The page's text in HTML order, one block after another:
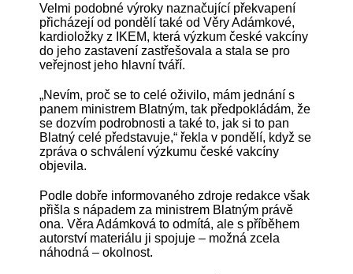
Velmi podobné výroky naznačující překvapení
přicházejí od pondělí také od Věry Adámkové,
kardioložky z IKEM, která výzkum české vakcíny
do jeho zastavení zastřešovala a stala se pro
veřejnost jeho hlavní tváří.
„Nevím, proč se to celé oživilo, mám jednání s
panem ministrem Blatným, tak předpokládám, že
se dozvím podrobnosti a také to, jak si to pan
Blatný celé představuje,“ řekla v pondělí, když se
zpráva o schválení výzkumu české vakcíny
objevila.
Podle dobře informovaného zdroje redakce však
přišla s nápadem za ministrem Blatným právě
ona. Věra Adámková to odmítá, ale s příběhem
autorství materiálu ji spojuje – možná zcela
náhodná – okolnost.